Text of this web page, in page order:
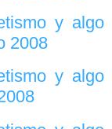
y algo
2008
y algo